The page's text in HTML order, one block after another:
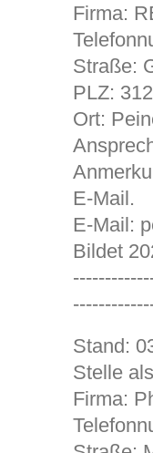
Firma:
Straße:
PLZ:
Ort:
E-Mail.
E-Mail:
Bildet
Stelle
Firma: